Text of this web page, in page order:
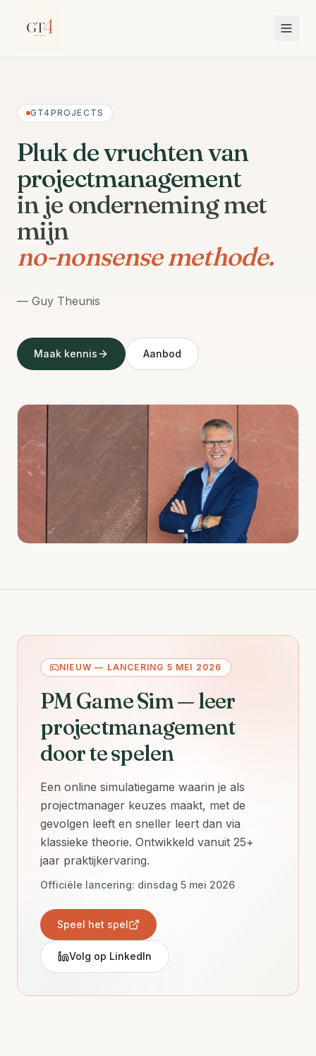
GT4PROJECTS
Pluk de vruchten van
projectmanagement
in je onderneming met
mijn
no-nonsense methode.
— Guy Theunis
Maak kennis Aanbod
NIEUW — LANCERING 5 MEI 2026
PM Game Sim — leer
projectmanagement
door te spelen
Een online simulatiegame waarin je als
projectmanager keuzes maakt, met de
gevolgen leeft en sneller leert dan via
klassieke theorie. Ontwikkeld vanuit 25+
jaar praktijkervaring.
Officiële lancering: dinsdag 5 mei 2026
Speel het spel
Volg op LinkedIn